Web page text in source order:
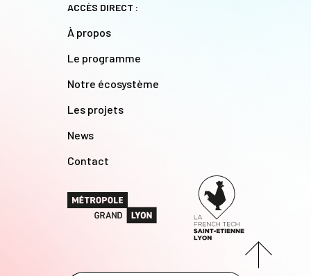
ACCÈS DIRECT :
À propos
Le programme
Notre écosystème
Les projets
News
Contact